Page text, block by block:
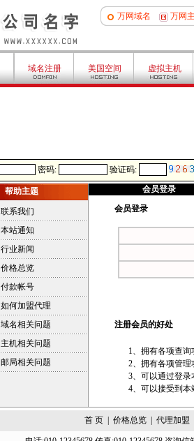
万网域名 万网
域名注册 美国空间 虚拟主机
密码: 验证码:
帮助主题
联系我们
本站通知
行业新闻
价格总览
付款帐号
如何加盟代理
域名相关问题
主机相关问题
邮局相关问题
会员登录
会员登录
注册会员的好处
1、拥有各项查
2、拥有各项管
3、可以通过登
4、可以接受到
首 页| 价格总览| 代理加盟